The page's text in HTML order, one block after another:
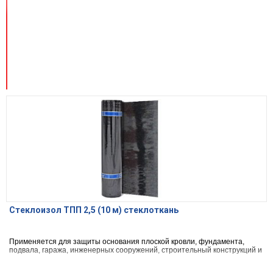
Стеклоизол ТПП 2,5 (10 м) стеклоткань
Применяется для защиты основания плоской кровли, фундамента,
подвала, гаража, инженерных сооружений, строительный конструкций и